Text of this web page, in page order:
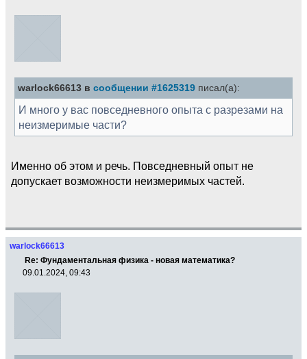
warlock66613 в сообщении #1625319 писал(а):
И много у вас повседневного опыта с разрезами на
неизмеримые части?
Именно об этом и речь. Повседневный опыт не
допускает возможности неизмеримых частей.
warlock66613
Re: Фундаментальная физика - новая математика?
09.01.2024, 09:43